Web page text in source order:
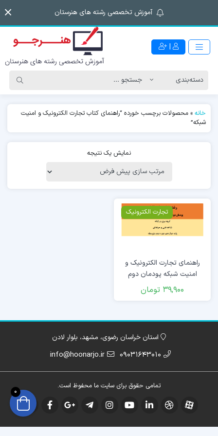
آموزش تخصصی رشته های هنرستان
|
خانه » محصولات برچسب خورده “راهنمای کتاب تجارت الکترونیک و امنیت
شبکه”
نمایش یک نتیجه
تجارت الکترونیک
راهنمای تجارت الکترونیک و
امنیت شبکه پودمان دوم
39,900 تومان
استان خراسان رضوی، مشهد، بلوار لادن
09031643010
info@hoonarjo.ir
تمامی حقوق برای سایت ما محفوظ است.
0